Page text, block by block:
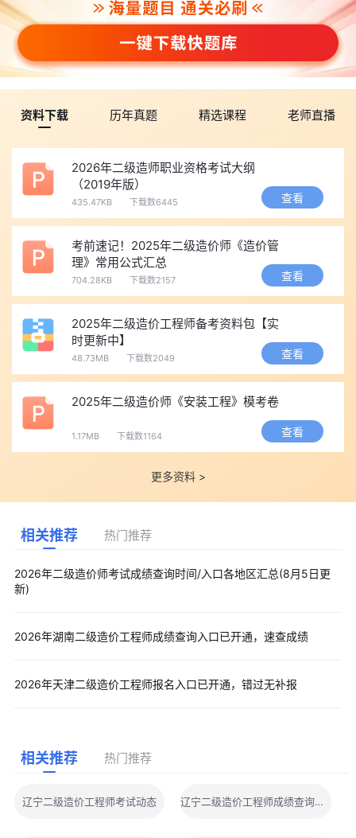
资料下载 历年真题 精选课程 老师直播
2026年二级造师职业资格考试大纲
（2019年版）
435.47KB 下载数6445 查看
考前速记！2025年二级造价师《造价管
理》常用公式汇总
704.28KB 下载数2157 查看
2025年二级造价工程师备考资料包【实
时更新中】
48.73MB 下载数2049 查看
2025年二级造价师《安装工程》模考卷
1.17MB 下载数1164 查看
更多资料 >
相关推荐 热门推荐
2026年二级造价师考试成绩查询时间/入口各地区汇总(8月5日更
新)
2026年湖南二级造价工程师成绩查询入口已开通，速查成绩
2026年天津二级造价工程师报名入口已开通，错过无补报
相关推荐 热门推荐
辽宁二级造价工程师考试动态 辽宁二级造价工程师成绩查询时间